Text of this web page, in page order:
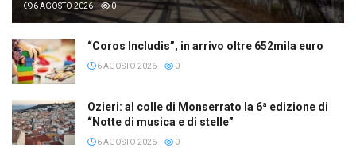
6 AGOSTO 2026 0
“Coros Includis”, in arrivo oltre 652mila euro
6 AGOSTO 2026 0
Ozieri: al colle di Monserrato la 6ª edizione di
“Notte di musica e di stelle”
6 AGOSTO 2026 0